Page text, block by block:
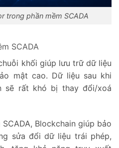
trong phần mềm SCADA
SCADA
khối giúp lưu trữ dữ liệu
mật cao. Dữ liệu sau khi
sẽ rất khó bị thay đổi/xoá
Blockchain giúp bảo
sửa đổi dữ liệu trái phép,